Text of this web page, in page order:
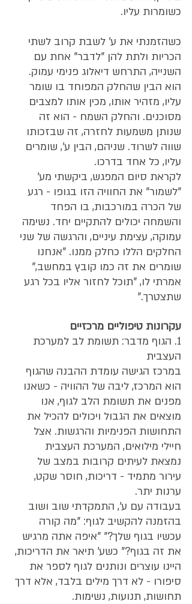
כשומרות עליו.
כשהזמנתי את ע' לשבת קרוב לשתי
הכריות ולתת להן "לדבר" אחת עם
השנייה, התרחש דיאלוג פנימי עמוק.
הוא הבין שהחלק המפוחד בו שומר
עליו, מזהיר אותו, מכין אותו למצבים
מסוכנים. והחלק השמח - הוא זה
שנותן משמעות לחזרה, זה שבזכותו
שווה לשרוד. שניהם, הבין ע', שומרים
עליו, כל אחד בדרכו.
לקראת סיום המפגש, ביקשתי מע'
"לשמור" את החוויה הזו בגופו - רגע
של הכרה במורכבות, בו הפחד
והשמחה יכולים להתקיים יחד. נשימה
עמוקה, עצימת עיניים, והרגשה של שני
החלקים הללו כחלק ממנו. "אנחנו
שומרים את זה כמו קובץ במחשב,"
אמרתי לו, "תוכל לחזור אליו בכל רגע
שתצטרך."
עקרונות טיפוליים מרכזיים
1. הגוף מדבר: תשומת לב למערכת
העצבית
במרכז הגישה עומדת ההבנה שהגוף
הוא המרכז, ליבה של ההוויה - כשאנו
מפנים את תשומת הלב לגוף, אנו
מוצאים את הגבול ויכולים להכיל את
התחושות הפנימיות והרגשות. אצל
חיילי מילואים, המערכת העצבית
נמצאת לעיתים קרובות במצב של
עירור מתמיד - דריכות, חוסר שקט,
ערנות יתר.
בעבודה עם ע', התמקדתי שוב ושוב
בהזמנה להקשיב לגוף: "מה קורה
עכשיו בגוף שלך?" "איפה אתה מרגיש
את זה בגוף?" כשע' תיאר את הדריכות,
היינו עוצרים ונותנים לגוף לספר את
סיפורו - לא דרך מילים בלבד, אלא דרך
תחושות, תנועות, נשימות.